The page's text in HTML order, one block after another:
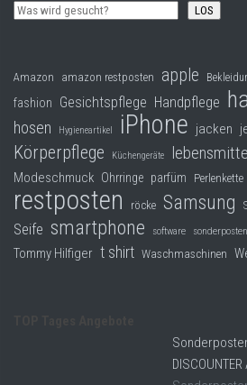
LOS
Amazon amazon restposten apple
fashion Gesichtspflege Handpflege
hosen Hygieneartikel iPhone jacken
Körperpflege Küchengeräte
Modeschmuck Ohrringe parfüm Perlenkette
restposten röcke Samsung
Seife smartphone software sonderposten
Tommy Hilfiger t shirt Waschmaschinen